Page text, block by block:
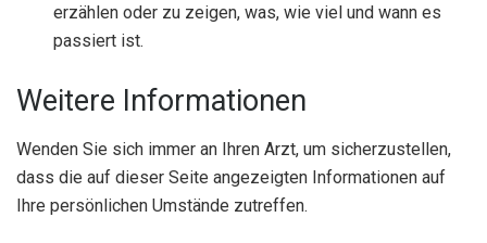
erzählen oder zu zeigen, was, wie viel und wann es
passiert ist.
Weitere Informationen
Wenden Sie sich immer an Ihren Arzt, um sicherzustellen,
dass die auf dieser Seite angezeigten Informationen auf
Ihre persönlichen Umstände zutreffen.